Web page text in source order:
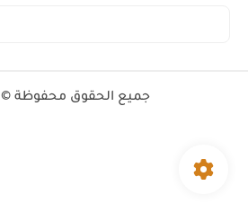
جميع الحقوق محفوظة ©